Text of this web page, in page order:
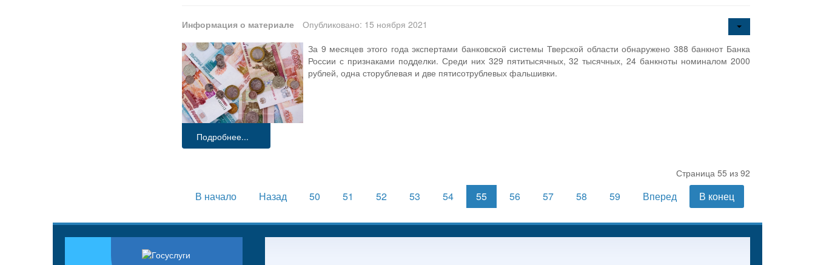
Информация о материале
Опубликовано: 15 ноября 2021
За 9 месяцев этого года экспертами банковской системы Тверской области обнаружено 388 банкнот Банка
России с признаками подделки. Среди них 329 пятитысячных, 32 тысячных, 24 банкноты номиналом 2000
рублей, одна сторублевая и две пятисотрублевых фальшивки.
Подробнее...
Страница 55 из 92
В начало Назад 50 51 52 53 54 55 56 57 58 59 Вперед В конец